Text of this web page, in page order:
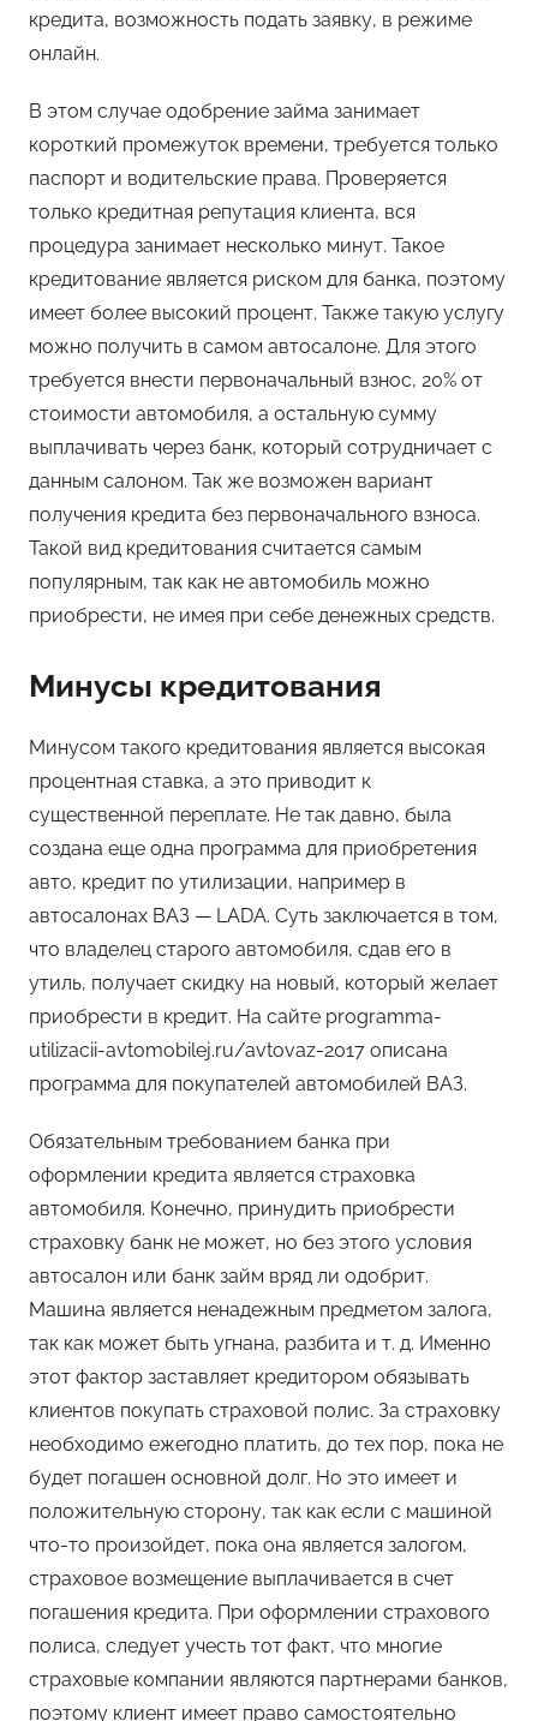
кредита, возможность подать заявку, в режиме
онлайн.
В этом случае одобрение займа занимает
короткий промежуток времени, требуется только
паспорт и водительские права. Проверяется
только кредитная репутация клиента, вся
процедура занимает несколько минут. Такое
кредитование является риском для банка, поэтому
имеет более высокий процент. Также такую услугу
можно получить в самом автосалоне. Для этого
требуется внести первоначальный взнос, 20% от
стоимости автомобиля, а остальную сумму
выплачивать через банк, который сотрудничает с
данным салоном. Так же возможен вариант
получения кредита без первоначального взноса.
Такой вид кредитования считается самым
популярным, так как не автомобиль можно
приобрести, не имея при себе денежных средств.
Минусы кредитования
Минусом такого кредитования является высокая
процентная ставка, а это приводит к
существенной переплате. Не так давно, была
создана еще одна программа для приобретения
авто, кредит по утилизации, например в
автосалонах ВАЗ — LADA. Суть заключается в том,
что владелец старого автомобиля, сдав его в
утиль, получает скидку на новый, который желает
приобрести в кредит. На сайте programma-
utilizacii-avtomobilej.ru/avtovaz-2017 описана
программа для покупателей автомобилей ВАЗ.
Обязательным требованием банка при
оформлении кредита является страховка
автомобиля. Конечно, принудить приобрести
страховку банк не может, но без этого условия
автосалон или банк займ вряд ли одобрит.
Машина является ненадежным предметом залога,
так как может быть угнана, разбита и т. д. Именно
этот фактор заставляет кредитором обязывать
клиентов покупать страховой полис. За страховку
необходимо ежегодно платить, до тех пор, пока не
будет погашен основной долг. Но это имеет и
положительную сторону, так как если с машиной
что-то произойдет, пока она является залогом,
страховое возмещение выплачивается в счет
погашения кредита. При оформлении страхового
полиса, следует учесть тот факт, что многие
страховые компании являются партнерами банков,
поэтому клиент имеет право самостоятельно